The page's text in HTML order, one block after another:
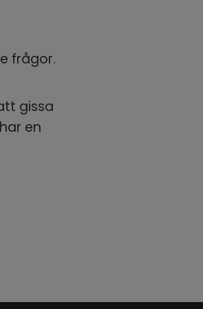
frågor.
gissa
en